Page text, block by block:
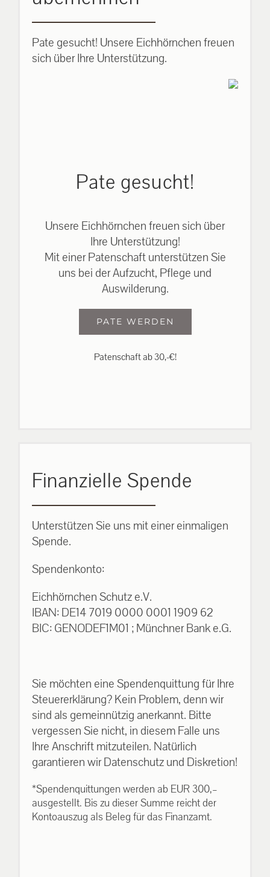
Pate gesucht! Unsere Eichhörnchen freuen
sich über Ihre Unterstützung.
Pate gesucht!
Unsere Eichhörnchen freuen sich über
Ihre Unterstützung!
Mit einer Patenschaft unterstützen Sie
uns bei der Aufzucht, Pflege und
Auswilderung.
PATE WERDEN
Patenschaft ab 30,-€!
Finanzielle Spende
Unterstützen Sie uns mit einer einmaligen
Spende.
Spendenkonto:
Eichhörnchen Schutz e.V.
IBAN: DE14 7019 0000 0001 1909 62
BIC: GENODEF1M01 ; Münchner Bank e.G.
Sie möchten eine Spendenquittung für Ihre
Steuererklärung? Kein Problem, denn wir
sind als gemeinnützig anerkannt. Bitte
vergessen Sie nicht, in diesem Falle uns
Ihre Anschrift mitzuteilen. Natürlich
garantieren wir Datenschutz und Diskretion!
*Spendenquittungen werden ab EUR 300,–
ausgestellt. Bis zu dieser Summe reicht der
Kontoauszug als Beleg für das Finanzamt.